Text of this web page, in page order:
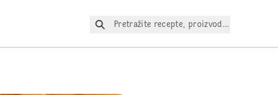
Pretražite recepte, proizvode itd.